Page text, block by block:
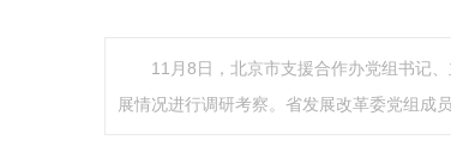
11月8日，北京市支援合作办党组书记
展情况进行调研考察。省发展改革委党组成